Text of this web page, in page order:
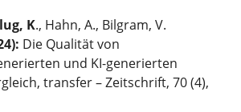
K., Hahn, A., Bilgram, V.
Die Qualität von
und KI-generierten
transfer – Zeitschrift, 70 (4),